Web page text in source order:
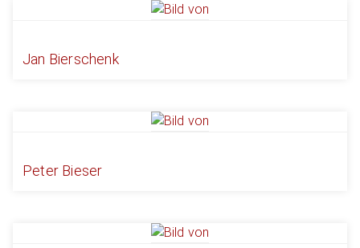
Jan Bierschenk
Peter Bieser